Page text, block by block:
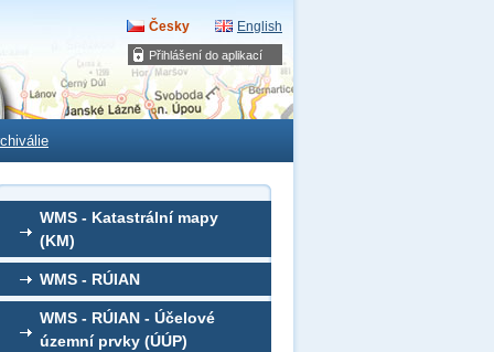
Přihlášení do aplikací
Česky English
WMS - Katastrální mapy
(KM)
WMS - RÚIAN
WMS - RÚIAN - Účelové
územní prvky (ÚÚP)